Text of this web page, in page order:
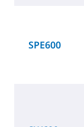
SPE600